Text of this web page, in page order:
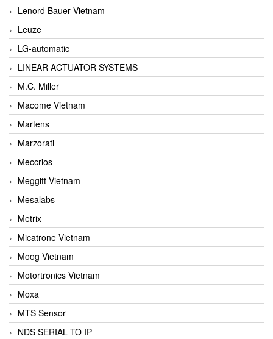
Lenord Bauer Vietnam
Leuze
LG-automatic
LINEAR ACTUATOR SYSTEMS
M.C. Miller
Macome Vietnam
Martens
Marzorati
Meccrios
Meggitt Vietnam
Mesalabs
Metrix
Micatrone Vietnam
Moog Vietnam
Motortronics Vietnam
Moxa
MTS Sensor
NDS SERIAL TO IP